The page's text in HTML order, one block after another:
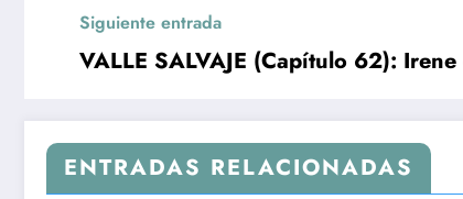
Siguiente entrada
VALLE SALVAJE (Capítulo 62):
ENTRADAS RELACIONADAS